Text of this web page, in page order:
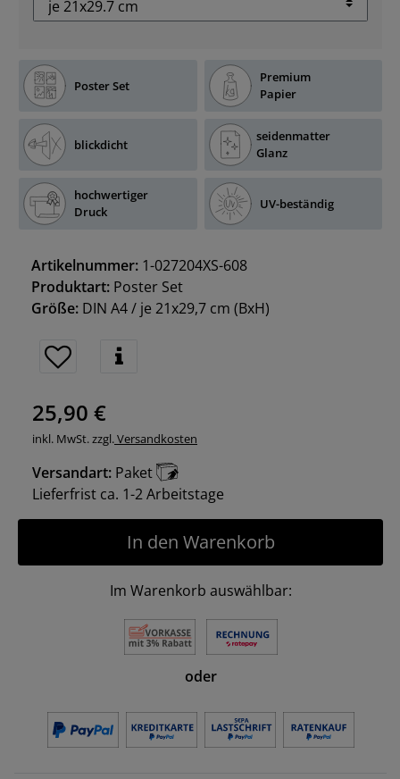
Poster Set
Premium
Papier
blickdicht
seidenmatter
Glanz
hochwertiger
Druck
UV-beständig
Artikelnummer: 1-027204XS-608
Produktart: Poster Set
Größe: DIN A4 / je 21x29,7 cm (BxH)
25,90 €
inkl. MwSt. zzgl.Versandkosten
Versandart: Paket
Lieferfrist ca. 1-2 Arbeitstage
In den Warenkorb
Im Warenkorb auswählbar:
oder